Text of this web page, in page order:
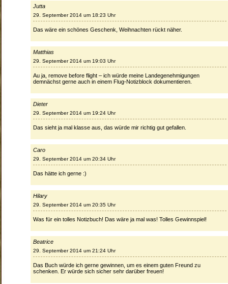
Jutta
29. September 2014 um 18:23 Uhr
Das wäre ein schönes Geschenk, Weihnachten rückt näher.
Matthias
29. September 2014 um 19:03 Uhr
Au ja, remove before flight – ich würde meine Landegenehmigungen
demnächst gerne auch in einem Flug-Notizblock dokumentieren.
Dieter
29. September 2014 um 19:24 Uhr
Das sieht ja mal klasse aus, das würde mir richtig gut gefallen.
Caro
29. September 2014 um 20:34 Uhr
Das hätte ich gerne :)
Hilary
29. September 2014 um 20:35 Uhr
Was für ein tolles Notizbuch! Das wäre ja mal was! Tolles Gewinnspiel!
Beatrice
29. September 2014 um 21:24 Uhr
Das Buch würde ich gerne gewinnen, um es einem guten Freund zu
schenken. Er würde sich sicher sehr darüber freuen!